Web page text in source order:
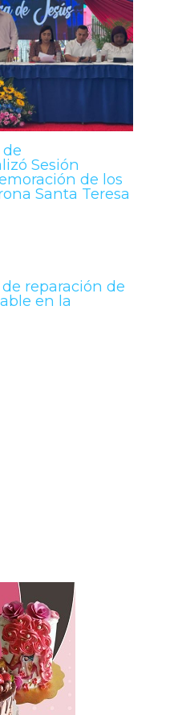
Sesión
de los
Santa Teresa
reparación de
en la